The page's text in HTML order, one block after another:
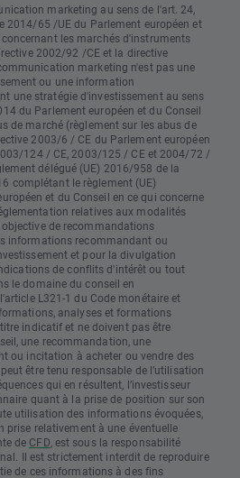
marketing au sens de l'art. 24,
2014/65 /UE du Parlement européen et
les marchés d'instruments
2002/92 /CE et la directive
marketing n'est pas une
ou une information
une stratégie d'investissement au sens
du Parlement européen et du Conseil
de marché (règlement sur les abus de
2003/6 / CE du Parlement européen
124 / CE, 2003/125 / CE et 2004/72 /
délégué (UE) 2016/958 de la
complétant le règlement (UE)
et du Conseil en ce qui concerne
relatives aux modalités
de recommandations
informations recommandant ou
et pour la divulgation
de conflits d'intérêt ou tout
le domaine du conseil en
L321-1 du Code monétaire et
analyses et formations
indicatif et ne doivent pas être
une recommandation, une
ou incitation à acheter ou vendre des
être tenu responsable de l’utilisation
qui en résultent, l’investisseur
quant à la prise de position sur son
utilisation des informations évoquées,
prise relativement à une éventuelle
de CFD , est sous la responsabilité
Il est strictement interdit de reproduire
de ces informations à des fins